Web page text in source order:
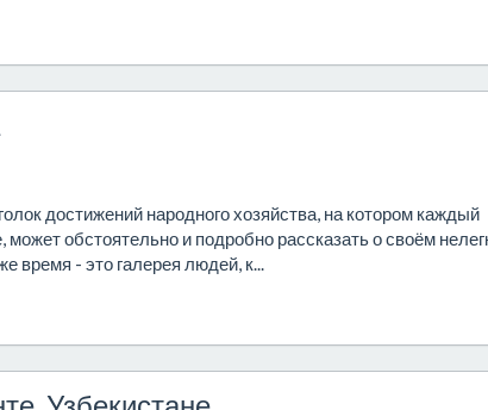
достижений народного хозяйства, на котором каждый
обстоятельно и подробно рассказать о своём
время - это галерея людей, к...